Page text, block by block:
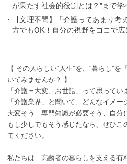
が果たす社会的役割とは？”まで学
・【文理不問】「介護ってあまり考
方でもOK！自分の視野をココで広
【 その人らしい“人生”を、“暮らし”
いてみませんか？ 】
「介護＝大変、お世話」って思ってい
「介護業界」と聞いて、どんなイメー
大変そう、専門知識が必要そう、自
もし少しでもそう感じたなら、ぜひこ
てください。
私たちは、高齢者の暮らしを支える有